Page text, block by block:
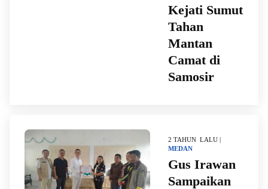
Kejati Sumut
Tahan
Mantan
Camat di
Samosir
2 TAHUN LALU |
MEDAN
Gus Irawan
Sampaikan